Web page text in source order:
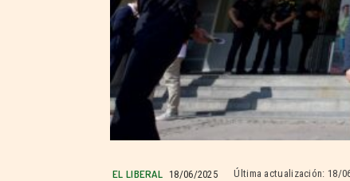
EL LIBERAL 18/06/2025 Última actualización: 18/